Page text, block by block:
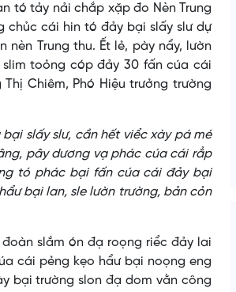
tó tảy nải chắp xặp đo Nèn Trung
chủc cái hin tó đảy bại slấy slư dự
Trung thu. Ết lẻ, pày nẩy, lườn
toỏng cóp đảy 30 fấn cúa cái
Chiêm, Phó Hiệu trưởng trường
slấy slư, cần hết viểc xày pá mé
pây dương vạ phác cúa cái rẳp
tó phác bại fấn cúa cái đảy bại
bại lan, sle lườn trường, bản cỏn
đoàn slắm ón đạ roọng riểc đảy lai
cái pẻng kẹo hẩư bại noọng eng
bại trường slon đạ dom vằn công